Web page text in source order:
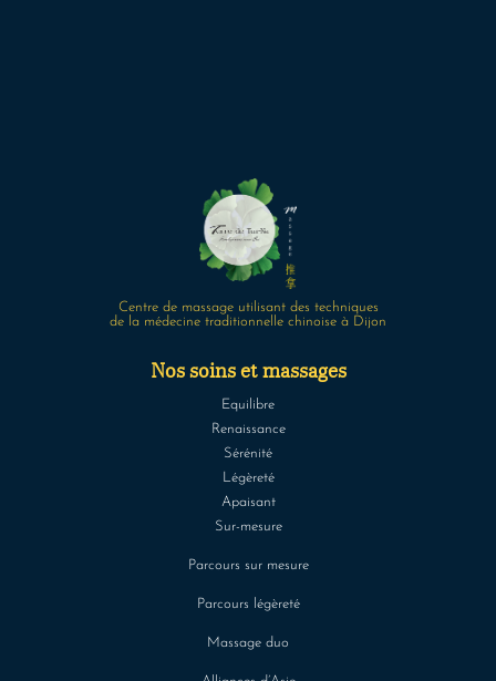
Centre de massage utilisant des techniques
de la médecine traditionnelle chinoise à Dijon
Nos soins et massages
Equilibre
Renaissance
Sérénité
Légèreté
Apaisant
Sur-mesure
Parcours sur mesure
Parcours légèreté
Massage duo